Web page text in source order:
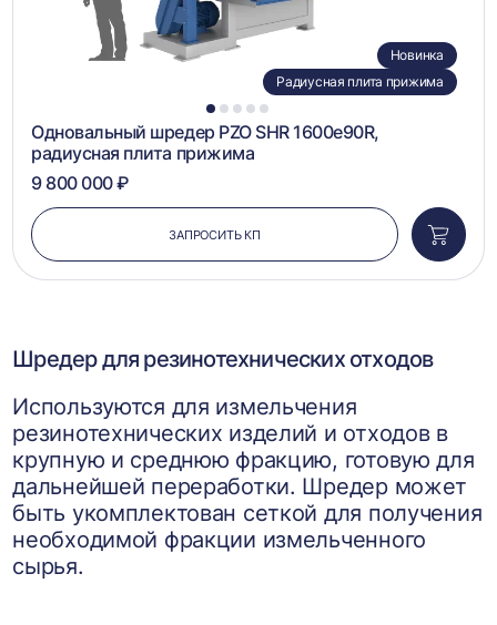
1 2 3 4 5
Новинка
Радиусная плита прижима
Одновальный шредер PZO SHR 1600e90R,
радиусная плита прижима
9 800 000 ₽
ЗАПРОСИТЬ КП
в
Шредер для резинотехнических отходов
Используются для измельчения
резинотехнических изделий и отходов в
крупную и среднюю фракцию, готовую для
дальнейшей переработки. Шредер может
быть укомплектован сеткой для получения
необходимой фракции измельченного
сырья.